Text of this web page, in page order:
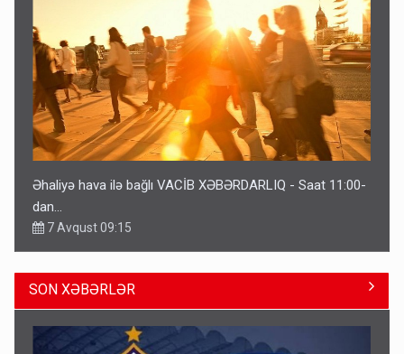
Əhaliyə hava ilə bağlı VACİB XƏBƏRDARLIQ - Saat 11:00-
dan…
7 Avqust 09:15
SON XƏBƏRLƏR